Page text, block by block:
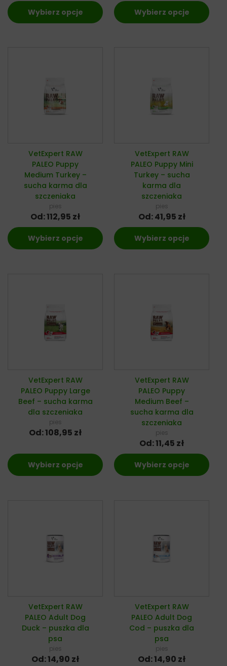
Wybierz opcje Wybierz opcje
VetExpert RAW
PALEO Puppy
Medium Turkey –
sucha karma dla
szczeniaka
pies
Od:112,95 zł
Wybierz opcje
VetExpert RAW
PALEO Puppy Mini
Turkey – sucha
karma dla
szczeniaka
pies
Od:41,95 zł
Wybierz opcje
VetExpert RAW
PALEO Puppy Large
Beef – sucha karma
dla szczeniaka
pies
Od:108,95 zł
Wybierz opcje
VetExpert RAW
PALEO Puppy
Medium Beef –
sucha karma dla
szczeniaka
pies
Od:11,45 zł
Wybierz opcje
VetExpert RAW
PALEO Adult Dog
Duck – puszka dla
psa
pies
Od:14,90 zł
VetExpert RAW
PALEO Adult Dog
Cod – puszka dla
psa
pies
Od:14,90 zł